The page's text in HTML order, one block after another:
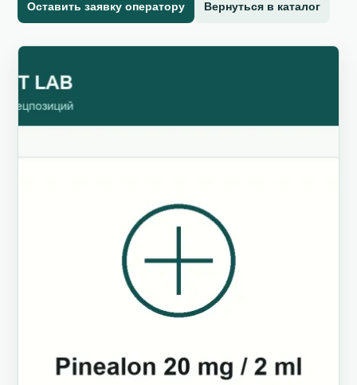
Оставить заявку оператору Вернуться в каталог